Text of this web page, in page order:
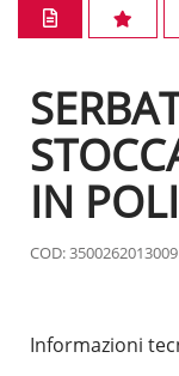
IN
COD: 3500262013009
Informazioni